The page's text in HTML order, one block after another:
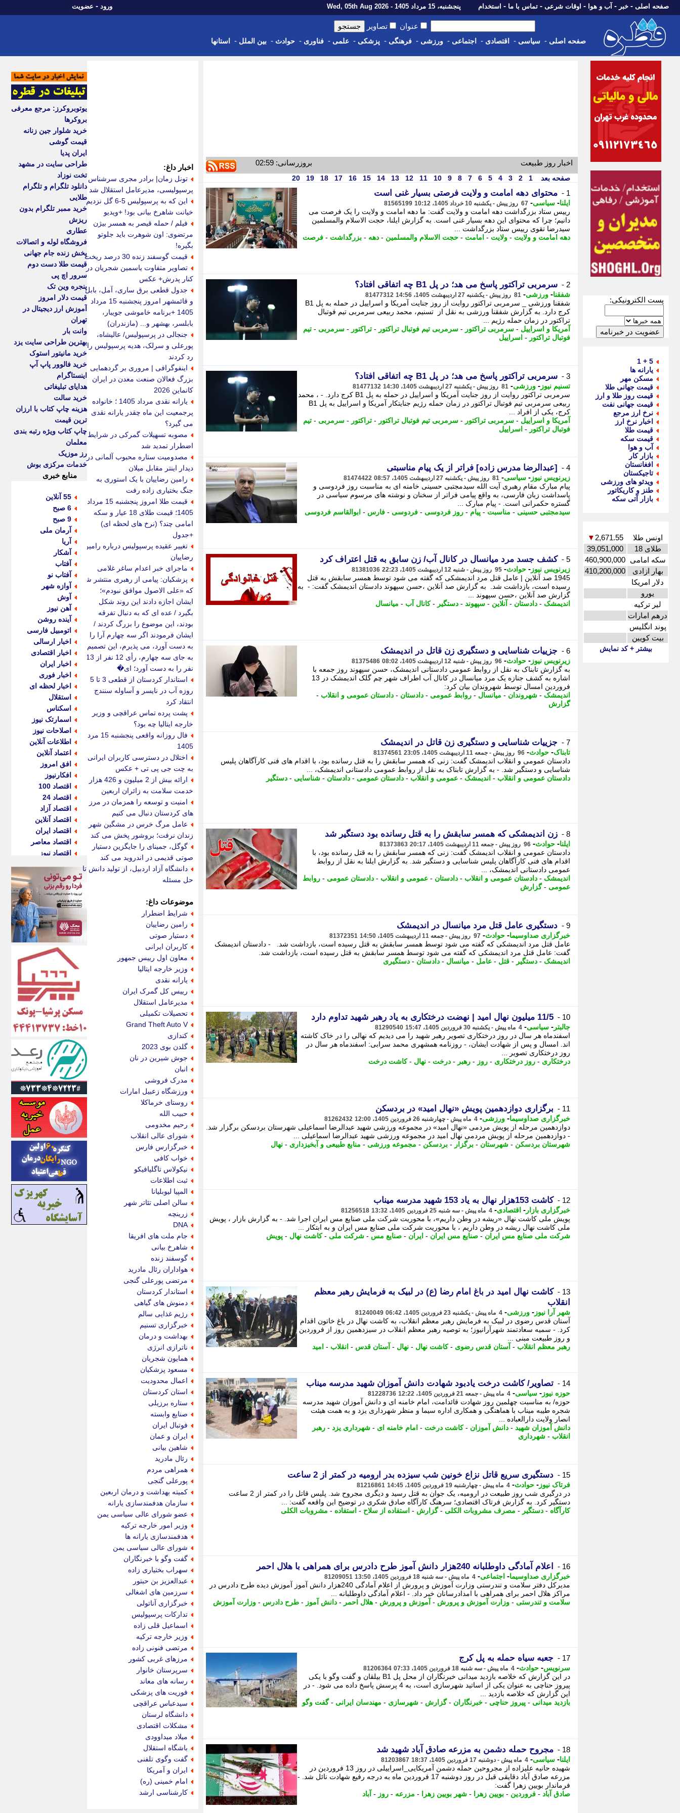
صفحه اصلی - خبر - آب و هوا - اوقات شرعی - تماس با ما - استخدام پنجشنبه، 15 مرداد 1405 - Wed, 05th Aug 2026 ورود - عضویت
عنوان تصاویر
صفحه اصلی - سیاسی - اقتصادی - اجتماعی - ورزشی - فرهنگی - پزشکی - علمی - فناوری - حوادث - بین الملل - استانها
پست الکترونیکی:
5 + 1
یارانه ها
مسکن مهر
قیمت جهانی طلا
قیمت روز طلا و ارز
قیمت جهانی نفت
نرخ ارز مرجع
اخبار نرخ ارز
قیمت طلا
قیمت سکه
آب و هوا
بازار کار
افغانستان
تاجیکستان
ویدئو های ورزشی
طنز و کاریکاتور
بازار آتی سکه
اونس طلا 2,671.55
▼
طلای 18
39,051,000
سکه امامی 460,900,000
بهار ازادی
410,200,000
دلار امریکا
یورو
لیر ترکیه
درهم امارات
پوند انگلیس
بیت کویین
بیشتر + کد نمایش
اخبار روز طبیعت بروزرسانی: 02:59
صفحه بعد 1
2
3
4
5
6
7
8
9
10
11
12
13
14
15
16
17
18
19
20
1 - محتوای دهه امامت و ولایت فرصتی بسیار غنی است
ایلنا- سیاسی- 67 روز پیش - یکشنبه 10 خرداد 1405، 10:12 81565199
رییس ستاد بزرگداشت دهه امامت و ولایت گفت: ما دهه امامت و ولایت را یک فرصت می
دانیم؛ چرا که محتوای این دهه بسیار غنی است. به گزارش ایلنا، حجت الاسلام والمسلمین
سیدرضا تقوی رییس ستاد بزرگداشت ...
دهه امامت و ولایت - ولایت - امامت - حجت الاسلام والمسلمین - دهه - بزرگداشت - فرصت
2 - سرمربی تراکتور پاسخ می هد؛ در پل B1 چه اتفاقی افتاد؟
شفقنا- ورزشی- 81 روز پیش - یکشنبه 27 اردیبهشت 1405، 14:56 81477312
شفقنا ورزشی _ سرمربی تراکتور روایت از روز جنایت آمریکا و اسراییل در حمله به پل B1
کرج دارد. به گزارش شفقنا ورزشی به نقل از تسنیم، محمد ربیعی سرمربی تیم فوتبال
تراکتور در زمان حمله رژیم ...
آمریکا و اسراییل - سرمربی تراکتور - سرمربی تیم فوتبال تراکتور - تراکتور - سرمربی - تیم
فوتبال تراکتور - اسراییل
3 - سرمربی تراکتور پاسخ می هد؛ در پل B1 چه اتفاقی افتاد؟
تسنیم نیوز - ورزشی- 81 روز پیش - یکشنبه 27 اردیبهشت 1405، 14:30 81477132
سرمربی تراکتور روایت از روز جنایت آمریکا و اسراییل در حمله به پل B1 کرج دارد. - ، محمد
ربیعی سرمربی تیم فوتبال تراکتور در زمان حمله رژیم جنایتکار آمریکا و اسراییل به پل B1
کرج، یکی از افراد ...
آمریکا و اسراییل - سرمربی تراکتور - سرمربی تیم فوتبال تراکتور - تراکتور - سرمربی - تیم
فوتبال تراکتور - اسراییل
4 - [عبدالرضا مدرس زاده] فراتر از یک پیام مناسبتی
زیرنویس نیوز - سیاسی- 81 روز پیش - یکشنبه 27 اردیبهشت 1405، 08:57 81474422
پیام مبارک مقام رهبری آیت الله سیدمجتبی حسینی خامنه ای به مناسبت روز فردوسی و
پاسداشت زبان فارسی، به واقع پیامی فراتر از سخنان و نوشته های مرسوم سیاسی در
گستره حکمرانی است. - پیام مبارک ...
سیدمجتبی حسینی - مناسبت - پیام - روز فردوسی - فردوسی - فارس - ابوالقاسم فردوسی
5 - کشف جسد مرد میانسال در کانال آب/ زن سابق به قتل اعتراف کرد
زیرنویس نیوز - حوادث- 95 روز پیش - شنبه 12 اردیبهشت 1405، 22:23 81381036
1945 صد آنلاین | عامل قتل مرد اندیمشکی که گفته می شود توسط همسر سابقش به قتل
رسیده است، بازداشت شد. به گزارش صد آنلاین ،حسن سپهوند دادستان اندیمشک گفت: - به
گزارش صد آنلاین ،حسن سپهوند ...
اندیمشک - دادستان - آنلاین - سپهوند - دستگیر -کانال آب - میانسال
6 - جزییات شناسایی و دستگیری زن قاتل در اندیمشک
زیرنویس نیوز - حوادث- 96 روز پیش - شنبه 12 اردیبهشت 1405، 08:02 81375486
به گزارش تابناک به نقل از روابط عمومی دادستانی اندیمشک، حسن سپهوند روز جمعه با
اشاره به کشف جنازه یک مرد میانسال در کانال آب اطراف شهر چم گلک اندیمشک در 13
فروردین امسال توسط شهروندان بیان کرد:
اندیمشک - شهروندان - میانسال - روابط عمومی - دادستان - دادستان عمومی و انقلاب -
گزارش
7 - جزییات شناسایی و دستگیری زن قاتل در اندیمشک
تابناک- حوادث- 96 روز پیش - جمعه 11 اردیبهشت 1405، 23:05 81374561
دادستان عمومی و انقلاب اندیمشک گفت: زنی که همسر سابقش را به قتل رسانده بود، با اقدام های فنی کارآگاهان پلیس
شناسایی و دستگیر شد. - به گزارش تابناک به نقل از روابط عمومی دادستانی اندیمشک، ...
دادستان عمومی و انقلاب - اندیمشک - عمومی و انقلاب - دادستان عمومی - دادستان - شناسایی - دستگیر
8 - زن اندیمشکی که همسر سابقش را به قتل رسانده بود دستگیر شد
ایلنا- حوادث- 96 روز پیش - جمعه 11 اردیبهشت 1405، 20:17 81373863
دادستان عمومی و انقلاب اندیمشک گفت: زنی که همسر سابقش را به قتل رسانده بود، با
اقدام های فنی کارآگاهان پلیس شناسایی و دستگیر شد. به گزارش ایلنا به نقل از روابط
عمومی دادستانی اندیمشک، ...
اندیمشک - دادستان عمومی و انقلاب - دادستان - عمومی و انقلاب - دادستان عمومی - روابط
عمومی -گزارش
9 - دستگیری عامل قتل مرد میانسال در اندیمشک
خبرگزاری صداوسیما- حوادث- 97 روز پیش - جمعه 11 اردیبهشت 1405، 14:50 81372351
عامل قتل مرد اندیمشکی که گفته می شود توسط همسر سابقش به قتل رسیده است، بازداشت شد. - دادستان اندیمشک
گفت: عامل قتل مرد اندیمشکی که گفته می شود توسط همسر سابقش به قتل رسیده است، بازداشت شد.
اندیمشک - دستگیر - قتل - عامل - میانسال - دادستان - دستگیری
10 - 11/5 میلیون نهال امید | نهضت درختکاری به یاد رهبر شهید تداوم دارد
جالبتر - سیاسی- 4 ماه پیش - یکشنبه 30 فروردین 1405، 15:47 81290540
اسفندماه هر سال در روز درختکاری تصویر رهبر شهید را می دیدیم که نهالی را در خاک کاشته
اند. امسال و پس از شهادت ایشان، - روزنامه همشهری محمد سرابی: اسفندماه هر سال در
روز درختکاری تصویر ...
درختکاری - روز درختکاری - روز - رهبر - درخت - نهال -کاشت درخت
11 - برگزاری دوازدهمین پویش «نهال امید» در بردسکن
خبرگزاری صداوسیما- ورزشی- 4 ماه پیش - چهارشنبه 26 فروردین 1405، 12:00 81262432
دوازدهمین مرحله از پویش مردمی «نهال امید» در مجموعه ورزشی شهید عبدالرضا اسماعیلی شهرستان بردسکن برگزار شد.
- دوازدهمین مرحله از پویش مردمی نهال امید در مجموعه ورزشی شهید عبدالرضا اسماعیلی ...
شهرستان بردسکن - شهرستان - برگزار - بردسکن - مجموعه ورزشی - منابع طبیعی و آبخیزداری - نهال
12 - کاشت 153هزار نهال به یاد 153 شهید مدرسه میناب
خبرگزاری بازار - اقتصادی- 4 ماه پیش - سه شنبه 25 فروردین 1405، 13:32 81256518
پویش ملی کاشت نهال «ریشه در وطن داریم»، با محوریت شرکت ملی صنایع مس ایران اجرا شد. - به گزارش بازار ، پویش
ملی کاشت نهال ریشه در وطن داریم ، با محوریت شرکت ملی صنایع مس ایران و به ابتکار ...
شرکت ملی صنایع مس ایران - صنایع مس ایران - ایران - صنایع مس - شرکت ملی -کاشت نهال - پویش
13 -
کاشت نهال امید در باغ امام رضا (ع) در لبیک به فرمایش رهبر معظم
انقلاب
شهر آرا نیوز - ورزشی- 4 ماه پیش - یکشنبه 23 فروردین 1405، 06:42 81240049
آستان قدس رضوی در لبیک به فرمایش رهبر معظم انقلاب، به کاشت نهال در باغ خاتون اقدام
کرد. - سمیه سعادتمند شهرآرانیوز؛ به توصیه رهبر معظم انقلاب در سیزدهمین روز از فروردین
و روز طبیعت مبنی ...
رهبر معظم انقلاب - آستان قدس رضوی -کاشت نهال - نهال - آستان قدس - انقلاب - امید
14 - تصاویر/ کاشت درخت یادبود شهادت دانش آموزان شهید مدرسه میناب
حوزه نیوز - سیاسی- 4 ماه پیش - جمعه 21 فروردین 1405، 12:22 81228736
حوزه/ به مناسبت چهلمین روز شهادت قائدامت، امام خامنه ای و دانش آموزان شهید مدرسه
شجره طیبه میناب با هماهنگی و همکاری اداره سیما و منظر شهرداری یزد و به همت هیئت
انصار ولایت دارالعباده ...
دانش آموزان شهید - دانش آموزان -کاشت درخت - امام خامنه ای - شهرداری یزد - رهبر
انقلاب - شهرداری
15 - دستگیری سریع قاتل نزاع خونین شب سیزده بدر ارومیه در کمتر از 2 ساعت
فرتاک نیوز - حوادث- 4 ماه پیش - چهارشنبه 19 فروردین 1405، 14:45 81216861
در درگیری شب روز طبیعت در ارومیه، یک جوان به قتل رسید و دیگری مجروح شد. پلیس قاتل را در کمتر از 2 ساعت
دستگیر کرد. به گزارش فرتاک اقتصادی؛ سرهنگ کارآگاه صادق شکری در توضیح این واقعه گفت: ...
کارآگاه - دستگیر - مصرف مشروبات الکلی -گزارش - استفاده از سلاح - استفاده - مشروبات الکلی
16 - اعلام آمادگی داوطلبانه 240هزار دانش آموز طرح دادرس برای همراهی با هلال احمر
خبرگزاری صداوسیما- اجتماعی- 4 ماه پیش - سه شنبه 18 فروردین 1405، 13:50 81209051
مدیرکل دفتر سلامت و تندرستی وزارت آموزش و پرورش از اعلام آمادگی 240هزار دانش آموز آموزش دیده طرح دادرس در
مراکز هلال احمر برای همراهی با امدادرسانان خبر داد. - اعلام آمادگی داوطلبانه ...
سلامت و تندرستی - وزارت آموزش و پرورش - آموزش و پرورش - هلال احمر - دانش آموز - طرح دادرس - وزارت آموزش
17 - جعبه سیاه حمله به پل کرج
سرنویس- حوادث- 4 ماه پیش - سه شنبه 18 فروردین 1405، 07:33 81206364
در این گزارش که خلاصه بازدید میدانی خبرنگاران از محل پل B1 بیلقان و گفت وگو با یکی
پیروز حناچی به عنوان یکی از اساتید شهرسازی است، به 4 پرسش پاسخ داده می شود. - در
این گزارش که خلاصه بازدید ...
بازدید میدانی - پیروز حناچی - خبرنگاران -گزارش - شهرسازی - مهندسان ایرانی -گفت وگو
18 - مجروح حمله دشمن به مزرعه صادق آباد شهید شد
ایلنا- سیاسی- 4 ماه پیش - دوشنبه 17 فروردین 1405، 18:37 81203867
شهیده حانیه علیزاده از مجروحین حمله دشمن آمریکایی_اسراییلی در روز 13 فروردین در
مزرعه صادق آباد دقایقی قبل در روز دوشنبه 17 فروردین ماه به درجه رفیع شهادت نائل شد. -
فرماندار بویین زهرا گفت:
صادق آباد - فروردین - بویین زهرا - شهر بویین زهرا - مزرعه - روز - آباد
اخبار داغ:
تونل زمان| برادر مجری سرشناس
پرسپولیسی، مدیرعامل استقلال شد
این که به پرسپولیس 5-6 گل نزدیم
خیانت شاهرخ بیانی بود! +ویدیو
فیلم / حمله قیصر به همسر بیژن
مرتضوی: اون شوهرت باید جلوتو
بگیره!
قیمت گوسفند زنده 30 درصد ریخت
تصاویر متفاوت یاسمین شجریان در
کنار پدرش+ عکس
جدول قطعی برق ساری، آمل، بابل
و قائمشهر امروز پنجشنبه 15 مرداد
1405 +برنامه خاموشی جویبار،
بابلسر، بهشهر و... (مازندران)
جنجالی در پرسپولیس/ عالیشاه،
پورعلی و سرلک، هدیه پرسپولیس را
رد کردند
اینفوگرافی | مروری بر گردهمایی
بزرگ فعالان صنعت معدن در ایران
کانماین 2026
یارانه نقدی مرداد 1405 ؛ خانواده
پرجمعیت این ماه چقدر یارانه نقدی
می گیرد؟
مصوبه تسهیلات گمرکی در شرایط
اضطرار تمدید شد
مصدومیت ستاره محبوب آلمانی در
دیدار اینتر مقابل میلان
رامین رضاییان با یک استوری به
جنگ بختیاری زاده رفت
قیمت طلا امروز پنجشنبه 15 مرداد
1405؛ قیمت طلای 18 عیار و سکه
امامی چند؟ (نرخ های لحظه ای)
+جدول
تغییر عقیده پرسپولیس درباره رامین
رضاییان
ماجرای خبر اعدام ساغر غلامی
پزشکیان: پیامی از رهبری منتشر شد
که «علی الاصول موافق نبودم»؛
ایشان اجازه دادند این روند شکل
بگیرد / عده ای که به دنبال تفرقه
بودند، این موضوع را بزرگ کردند /
ایشان فرمودند اگر سه چهارم آرا را
به دست آورد، می پذیرم، این تصمیم
به جای سه چهارم، رأی 12 نفر از 13
نفر را به دست آورد؛ ای�
استاندار کردستان از قطعی 3 تا 5
روزه آب در نایسر و آساوله سنندج
انتقاد کرد
پشت پرده تماس عراقچی و وزیر
خارجه ایتالیا چه بود؟
فال روزانه واقعی پنجشنبه 15 مرداد
1405
اختلال در دسترسی کاربران ایرانی
به چت جی پی تی + عکس
ارائه بیش از 2 میلیون و 426 هزار
خدمت سلامت به زائران اربعین
امنیت و توسعه را همزمان در مرز
های کردستان دنبال می کنیم
عامل مرگ خرس در مشگین شهر
زندان نرفت؛ بروشور پخش می کند
گوگل، جمینای را جایگزین دستیار
صوتی قدیمی در اندروید می کند
دانشگاه آزاد اردبیل، از تولید دانش تا
حل مسئله
موضوعات داغ:
شرایط اضطرار
رامین رضاییان
دستیار صوتی
کاربران ایرانی
معاون اول رییس جمهور
وزیر خارجه ایتالیا
یارانه نقدی
رییس کل گمرک ایران
مدیرعامل استقلال
تحصیلات تکمیلی
Grand Theft Auto V
کندازی
گلدن بوی 2023
جوش شیرین در نان
انبان
مدرک فروشی
ورزشگاه زعبیل امارات
روستای خرماکلا
حبیب الله
رحیم مخدومی
شورای عالی انقلاب
خبرگزارس فارس
خواب کافی
نیکولاس تاگلیافیکو
ثبت اطلاعات
المپیا لیوبلیانا
سالن اصلی تئاتر شهر
زرینچه
DNA
جام ملت های افریقا
شاهرخ بیانی
گوسفند زنده
هواداران رئال مادرید
مرتضی پورعلی گنجی
استاندار کردستان
دمنوش های گیاهی
رژیم غذایی سالم
خبرگزاری تسنیم
بهداشت و درمان
ناترازی انرژی
همایون شجریان
مسعود پزشکیان
اعمال محدودیت
استان کردستان
ستاره برزیلی
صنایع وابسته
فوتبال ایران
ایران و عمان
شاهین بیانی
رئال مادرید
همراهی مردم
پورعلی گنجی
کمیته بهداشت و درمان اربعین
سازمان هدفمندسازی یارانه
عضو شورای عالی سیاسی یمن
وزیر امور خارجه ترکیه
هدفمندسازی یارانه ها
شورای عالی سیاسی یمن
گفت وگو با خبرنگاران
سهراب بختیاری زاده
عبدالعزیز بن حبتور
سرزمین های اشغالی
خبرگزاری آناتولی
تدارکات پرسپولیس
اسماعیل قلی زاده
وزیر خارجه ترکیه
مرتضی فنونی زاده
مرزهای غربی کشور
سرپرستان خانوار
رسانه های معاند
فوریت های پزشکی
سیدعباس عراقچی
دانشگاه لرستان
مشکلات اقتصادی
میلاد میداوودی
باشگاه استقلال
گفت وگوی تلفنی
ایران و آمریکا
امام خمینی (ره)
کارشناسی ارشد
یوتوبروکرز: مرجع معرفی
بروکرها
خرید شلوار جین زنانه
قیمت گوشی
ایران پدیا
طراحی سایت در مشهد
تخت نوزاد
دانلود تلگرام و تلگرام
طلایی
خرید ممبر تلگرام بدون
ریزش
عطاری
فروشگاه لوله و اتصالات
پخش زنده جام جهانی
قیمت طلا دست دوم
سرور اچ پی
پنجره وین تک
قیمت دلار امروز
آموزش ارز دیجیتال در
تهران
وانت بار
بهترین طراحی سایت یزد
خرید مانیتور استوک
خرید فالوور پاپ آپ
اینستاگرام
هدایای تبلیغاتی
خرید سالت
هزینه چاپ کتاب با ارزان
ترین قیمت
چاپ کتاب ویژه رتبه بندی
معلمان
رز موزیک
خدمات مرکزی بوش
منابع خبری
55 آنلاین
6 صبح
9 صبح
آرمان ملی
آریا
آشکار
آفتاب
آفتاب نو
آوازه شهر
آوش
آهن نیوز
آینده روشن
اتومبیل فارسی
اخبار ارسالی
اخبار اقتصادی
اخبار ایران
اخبار فوری
اخبار لحظه ای
استقلال
اسکناس
اسمارتک نیوز
اصلاحات نیوز
اطلاعات آنلاین
اعتماد آنلاین
افق امروز
افکارنیوز
اقتصاد 100
اقتصاد 24
اقتصاد آزاد
اقتصاد آنلاین
اقتصاد ایران
اقتصاد معاصر
اقتصاد نیوز
اکوفارس
اکونگار
اکونیوز
الف
انتشار آنلاین
اندیشه قرن
اندیشه معاصر
اندیشه ها
انرژی پرس
ای استخدام
ایتنا
ایراف
ایران آرت
ایران آنلاین
ایران زندگی
ایران فوری
ایرانی روز
ایرانیتال
ایرنا
ایسکانیوز
ایسنا
ایکنا
ایلنا
اینتیتر
ایونا نیوز
بازتاب آنلاین
باشگاه خبرنگاران
باغستان نیوز
بامبوک
ببین و بخون
بدینسان
بنکر